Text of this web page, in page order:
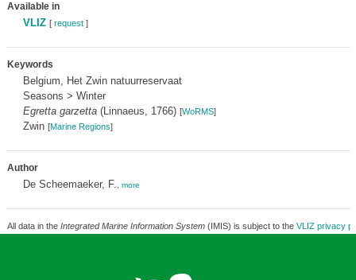
Available in
VLIZ [ request]
Keywords
Belgium, Het Zwin natuurreservaat
Seasons > Winter
Egretta garzetta(Linnaeus, 1766) [WoRMS]
Zwin [Marine Regions]
Author
De Scheemaeker, F. more
All data in the Integrated Marine Information System(IMIS) is subject to the VLIZ privacy